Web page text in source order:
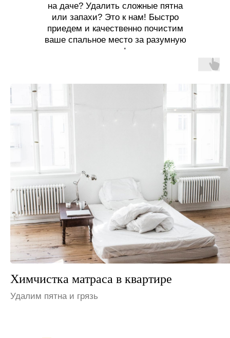
на даче? Удалить сложные пятна
или запахи? Это к нам! Быстро
приедем и качественно почистим
ваше спальное место за разумную
цену!
Химчистка матраса на даче
Устраним неприятные запахи